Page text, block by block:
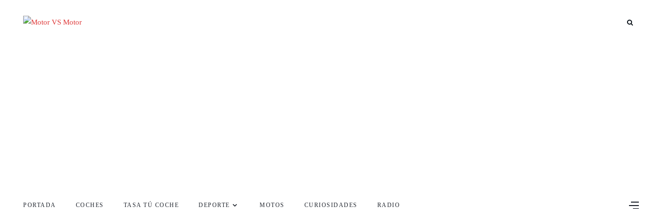
PORTADA COCHES TASA TÚ COCHE DEPORTE MOTOS CURIOSIDADES RADIO